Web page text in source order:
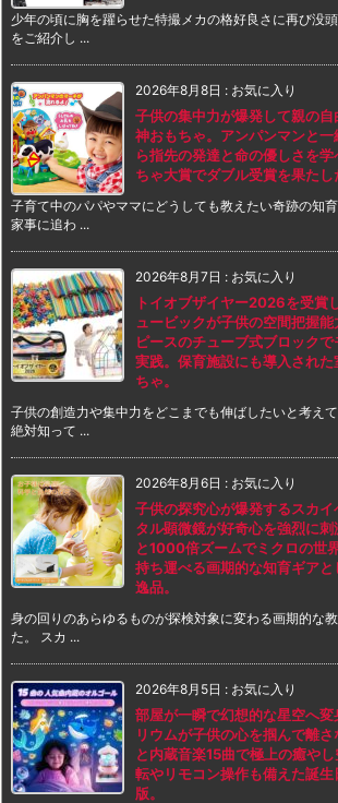
少年の頃に胸を躍らせた特撮メカの格好良さに再び没
をご紹介し ...
2026年8月8日 : お気に入り
子供の集中力が爆発して親の
神おもちゃ。アンパンマンと
ら指先の発達と命の優しさを
ちゃ大賞でダブル受賞を果たし
子育て中のパパやママにどうしても教えたい奇跡の知育
家事に追わ ...
2026年8月7日 : お気に入り
トイオブザイヤー2026を受賞
ュービックが子供の空間把握
ピースのチューブ式ブロック
実践。保育施設にも導入され
ちゃ。
子供の創造力や集中力をどこまでも伸ばしたいと考え
絶対知って ...
2026年8月6日 : お気に入り
子供の探究心が爆発するスカ
タル顕微鏡が好奇心を強烈に
と1000倍ズームでミクロの世
持ち運べる画期的な知育ギア
逸品。
身の回りのあらゆるものが探検対象に変わる画期的な
た。 スカ ...
2026年8月5日 : お気に入り
部屋が一瞬で幻想的な星空へ
リウムが子供の心を掴んで離
と内蔵音楽15曲で極上の癒や
転やリモコン操作も備えた誕
版。